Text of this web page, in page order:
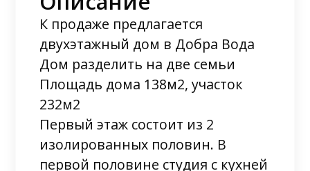
К продаже предлагается
двухэтажный дом в Добра Вода
Дом разделить на две семьи
Площадь дома 138м2, участок
232м2
Первый этаж состоит из 2
изолированных половин. В
первой половине студия с кухней